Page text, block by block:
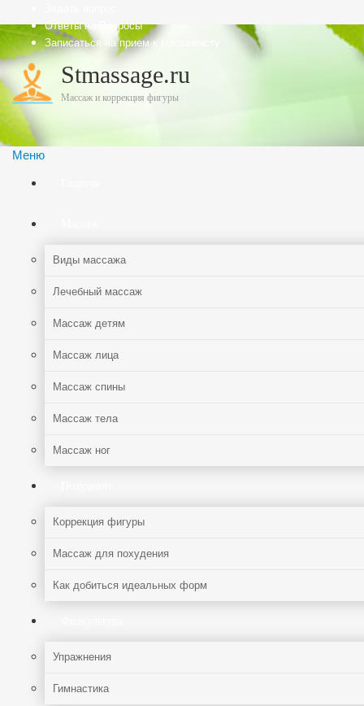
Ответы на Вопросы
Записаться на прием к массажисту
Stmassage.ru
Массаж и коррекция фигуры
Меню
Виды массажа
Лечебный массаж
Массаж детям
Массаж лица
Массаж спины
Массаж тела
Массаж ног
Коррекция фигуры
Массаж для похудения
Как добиться идеальных форм
Упражнения
Гимнастика